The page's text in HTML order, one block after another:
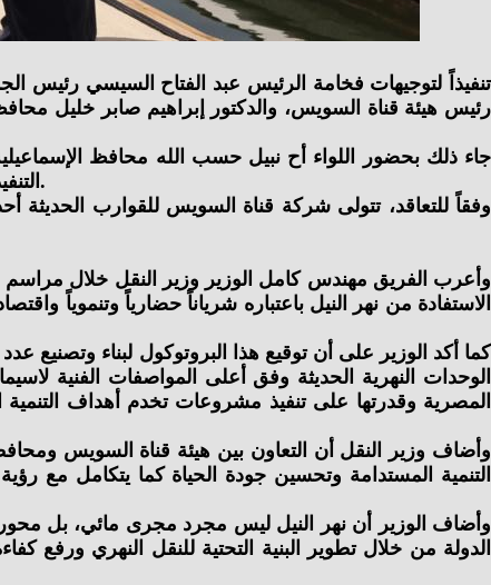
تنفيذاً لتوجيهات فخامة الرئيس عبد الفتاح السيسي رئيس
جاء ذلك بحضور اللواء أح نبيل حسب الله محافظ
التنفيذي لشركة قناة السويس للقوارب الحديثة، وعدد من أعضاء مجلس إدارة الهيئة، وذلك بمارينا يخوت قناة السويس بالإسماعيلية.
وأعرب الفريق مهندس كامل الوزير وزير النقل خلال
الاستفادة من نهر النيل باعتباره شرياناً حضارياً
الوحدات النهرية الحديثة وفق أعلى المواصفات الفنية
المصرية وقدرتها على تنفيذ مشروعات تخدم أهداف
وأضاف وزير النقل أن التعاون بين هيئة قناة السويس
التنمية المستدامة وتحسين جودة الحياة كما يتكامل مع
وأضاف الوزير أن نهر النيل ليس مجرد مجرى مائي، بل محور
الدولة من خلال تطوير البنية التحتية للنقل النهري ورفع